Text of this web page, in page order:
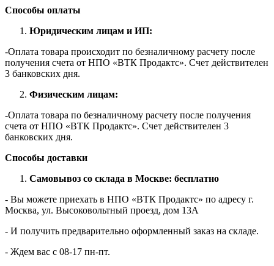
Способы оплаты
Юридическим лицам и ИП:
-Оплата товара происходит по безналичному расчету после
получения счета от НПО «ВТК Продактс». Счет действителен
3 банковских дня.
Физическим лицам:
-Оплата товара по безналичному расчету после получения
счета от НПО «ВТК Продактс». Счет действителен 3
банковских дня.
Способы доставки
Самовывоз со склада в Москве: бесплатно
- Вы можете приехать в НПО «ВТК Продактс» по адресу г.
Москва, ул. Высоковольтный проезд, дом 13А
- И получить предварительно оформленный заказ на складе.
- Ждем вас c 08-17 пн-пт.